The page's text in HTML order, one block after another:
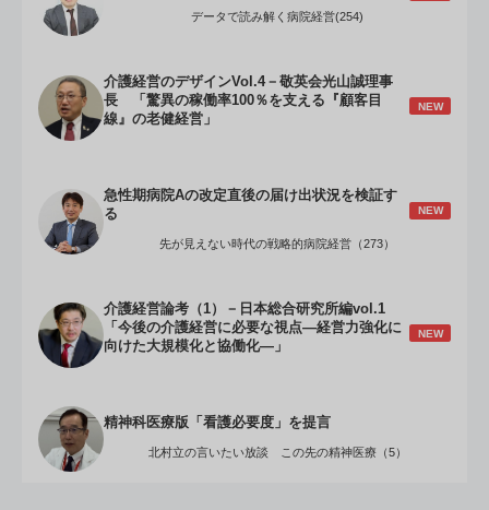
データで読み解く病院経営(254)
介護経営のデザインVol.4－敬英会光山誠理事
長 「驚異の稼働率100％を支える『顧客目
線』の老健経営」
NEW
急性期病院Aの改定直後の届け出状況を検証す
る
NEW
先が見えない時代の戦略的病院経営（273）
介護経営論考（1）－日本総合研究所編vol.1
「今後の介護経営に必要な視点―経営力強化に
向けた大規模化と協働化―」
NEW
精神科医療版「看護必要度」を提言
北村立の言いたい放談 この先の精神医療（5）